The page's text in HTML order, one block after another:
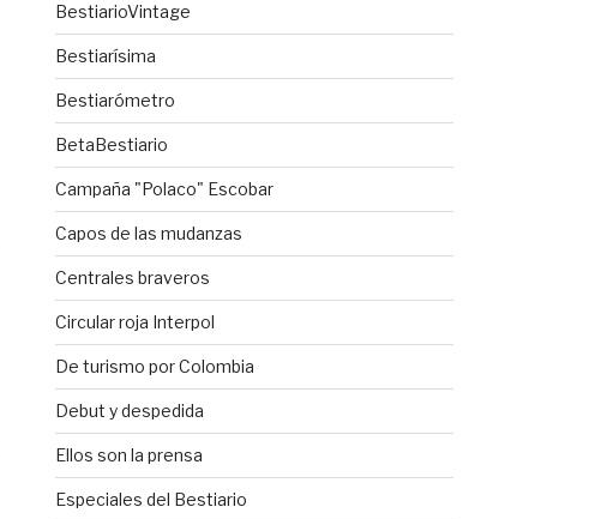
BestiarioVintage
Bestiarísima
Bestiarómetro
BetaBestiario
Campaña "Polaco" Escobar
Capos de las mudanzas
Centrales braveros
Circular roja Interpol
De turismo por Colombia
Debut y despedida
Ellos son la prensa
Especiales del Bestiario